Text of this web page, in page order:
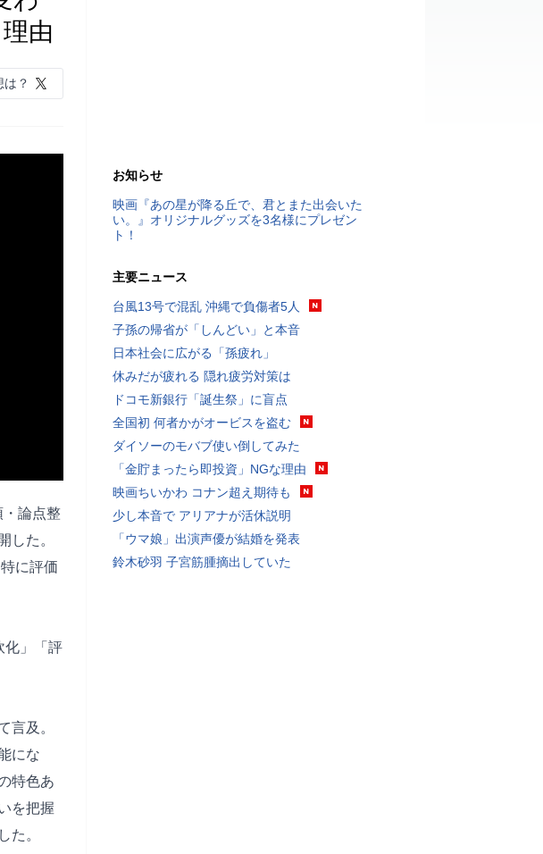
由
？
・論点整
した。
に評価
化」「評
言及。
にな
特色あ
を把握
た。
お知らせ
映画『あの星が降る丘で、君とまた出会いた
い。』オリジナルグッズを3名様にプレゼン
ト！
主要ニュース
台風13号で混乱 沖縄で負傷者5人
子孫の帰省が「しんどい」と本音
日本社会に広がる「孫疲れ」
休みだが疲れる 隠れ疲労対策は
ドコモ新銀行「誕生祭」に盲点
全国初 何者かがオービスを盗む
ダイソーのモバブ使い倒してみた
「金貯まったら即投資」NGな理由
映画ちいかわ コナン超え期待も
少し本音で アリアナが活休説明
「ウマ娘」出演声優が結婚を発表
鈴木砂羽 子宮筋腫摘出していた